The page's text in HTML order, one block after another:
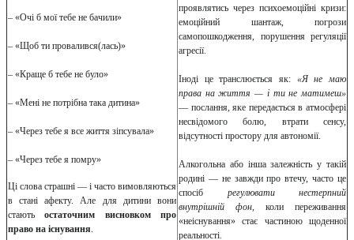
– «Очі б мої тебе не бачили»
– «Щоб ти провалився(лась)»
– «Краще б тебе не було»
– «Мені не потрібна така дитина»
– «Через тебе я все життя зіпсувала»
– «Через тебе я помру»
Ці слова страшні — і часто вимовляються
в стані афекту. Але для дитини вони
стаютьостаточним висновком про
право на існування.
проявлятись через психоемоційні кризи:
емоційний шантаж, погрози
самопошкодження, порушення регуляції
агресії.
Іноді це транслюється як: «Я не маю
права на життя — і ти не матимеш»
— послання, яке передається в атмосфері
несвідомого болю, втрати сенсу,
відсутності простору для автономії.
Алкогольна або інша залежність у такій
родині — не завжди про втечу, часто це
спосіб регулювати нестерпний
внутрішній фон, коли переживання
«неіснування» стає частиною щоденної
реальності.